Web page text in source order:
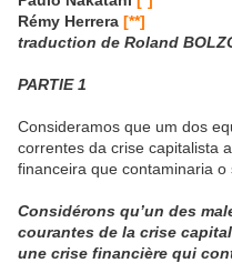
Rémy Herrera [**]
traduction de Roland
PARTIE 1
Consideramos que um dos
correntes da crise capitalista
financeira que contaminaria o
Considérons qu’un des
courantes de la crise
une crise financière qui